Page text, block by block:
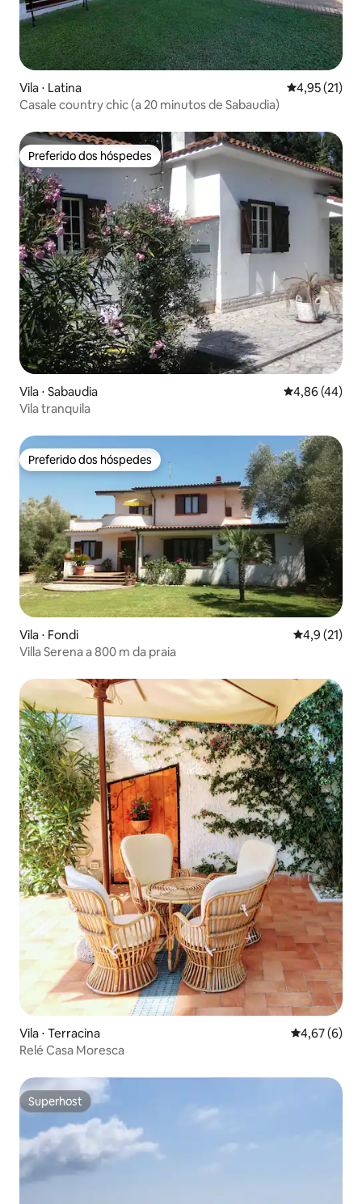
Vila ⋅ Latina 4,95 de uma
4,95 (21)
Casale country chic (a 20 minutos de Sabaudia)
Preferido dos hóspedes
Preferido dos hóspedes
Vila ⋅ Sabaudia 4,86 de uma
4,86 (44)
Vila tranquila
Preferido dos hóspedes
Preferido dos hóspedes
Vila ⋅ Fondi 4,9 de uma
4,9 (21)
Villa Serena a 800 m da praia
Vila ⋅ Terracina 4,67 de uma
4,67 (6)
Relé Casa Moresca
Superhost
Superhost